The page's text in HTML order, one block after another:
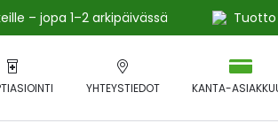
– jopa 1–2 arkipäivässä
YHTEYSTIEDOT KANTA-